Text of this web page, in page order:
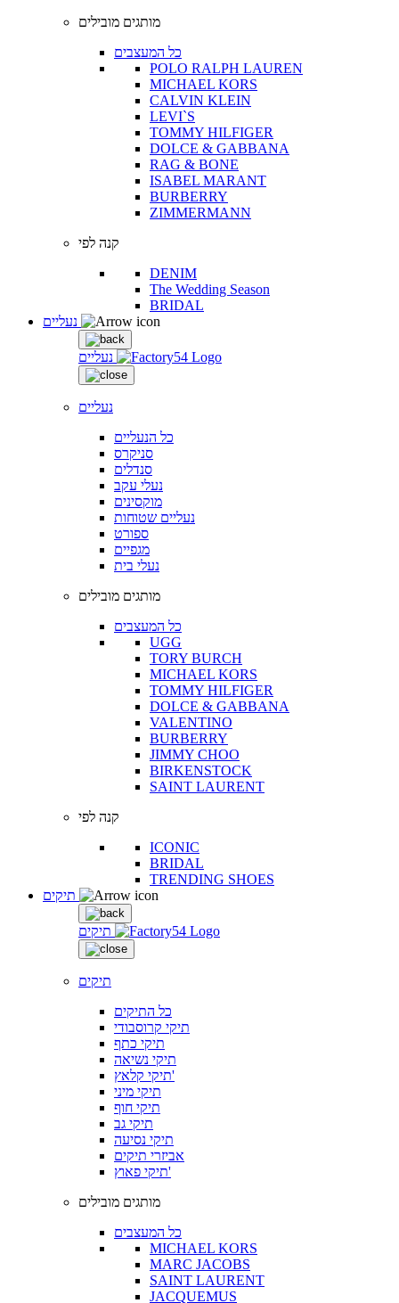
מותגים מובילים
כל המעצבים
POLO RALPH LAUREN
MICHAEL KORS
CALVIN KLEIN
LEVI`S
TOMMY HILFIGER
DOLCE & GABBANA
RAG & BONE
ISABEL MARANT
BURBERRY
ZIMMERMANN
קנה לפי
DENIM
The Wedding Season
BRIDAL
נעליים
נעליים
כל הנעליים
סניקרס
סנדלים
נעלי עקב
מוקסינים
נעליים שטוחות
ספורט
מגפיים
נעלי בית
מותגים מובילים
כל המעצבים
UGG
TORY BURCH
MICHAEL KORS
TOMMY HILFIGER
DOLCE & GABBANA
VALENTINO
BURBERRY
JIMMY CHOO
BIRKENSTOCK
SAINT LAURENT
קנה לפי
ICONIC
BRIDAL
TRENDING SHOES
תיקים
תיקים
כל התיקים
תיקי קרוסבודי
תיקי כתף
תיקי נשיאה
תיקי קלאץ'
תיקי מיני
תיקי חוף
תיקי גב
תיקי נסיעה
אביזרי תיקים
תיקי פאוץ'
מותגים מובילים
כל המעצבים
MICHAEL KORS
MARC JACOBS
SAINT LAURENT
JACQUEMUS